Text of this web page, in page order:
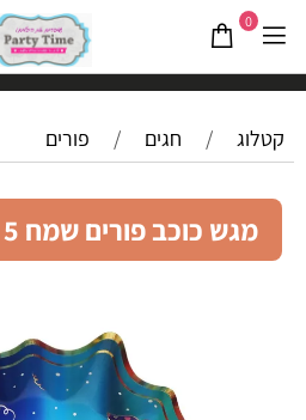
0
קטלוג / חגים / פורים
מגש כוכב פורים שמח 5 יח'